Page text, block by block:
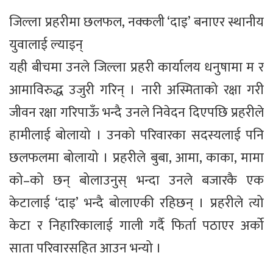
जिल्ला प्रहरीमा छलफल, नक्कली ‘दाइ’ बनाएर स्थानीय
युवालाई ल्याइन्
यही बीचमा उनले जिल्ला प्रहरी कार्यालय धनुषामा म र
आमाविरुद्ध उजुरी गरिन् । नारी अस्मिताको रक्षा गरी
जीवन रक्षा गरिपाऊँ भन्दै उनले निवेदन दिएपछि प्रहरीले
हामीलाई बोलायो । उनको परिवारका सदस्यलाई पनि
छलफलमा बोलायो । प्रहरीले बुबा, आमा, काका, मामा
को–को छन् बोलाउनुस् भन्दा उनले बजारकै एक
केटालाई ‘दाइ’ भन्दै बोलाएकी रहिछन् । प्रहरीले त्यो
केटा र निहारिकालाई गाली गर्दै फिर्ता पठाएर अर्को
साता परिवारसहित आउन भन्यो ।